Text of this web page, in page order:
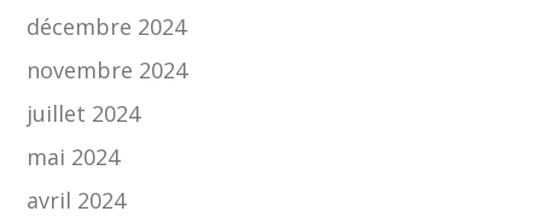
décembre 2024
novembre 2024
juillet 2024
mai 2024
avril 2024